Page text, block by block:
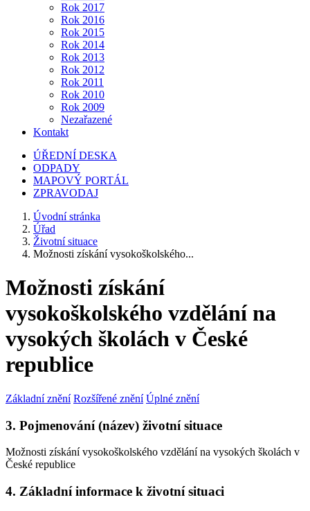
Rok 2017
Rok 2016
Rok 2015
Rok 2014
Rok 2013
Rok 2012
Rok 2011
Rok 2010
Rok 2009
Nezařazené
Kontakt
ÚŘEDNÍ DESKA
ODPADY
MAPOVÝ PORTÁL
ZPRAVODAJ
Úvodní stránka
Úřad
Životní situace
Možnosti získání vysokoškolského...
Možnosti získání
vysokoškolského vzdělání na
vysokých školách v České
republice
Základní znění Rozšířené znění Úplné znění
3. Pojmenování (název) životní situace
Možnosti získání vysokoškolského vzdělání na vysokých školách v
České republice
4. Základní informace k životní situaci